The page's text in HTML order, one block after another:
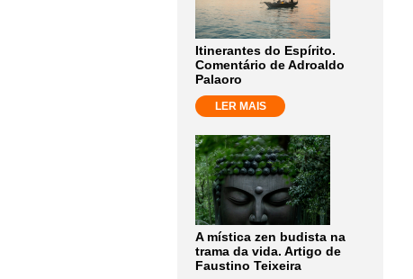
Itinerantes do Espírito.
Comentário de Adroaldo
Palaoro
LER MAIS
A mística zen budista na
trama da vida. Artigo de
Faustino Teixeira